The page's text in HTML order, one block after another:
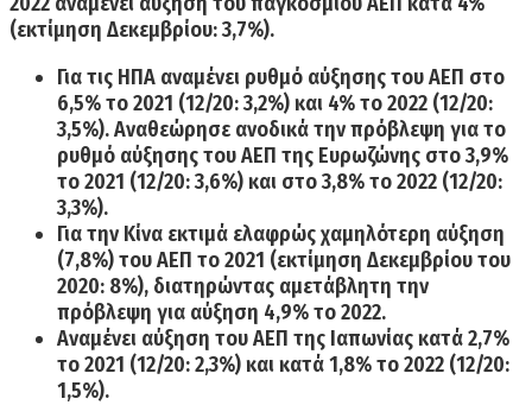
(εκτίμηση Δεκεμβρίου: 3,7%).
Για τις ΗΠΑ αναμένει ρυθμό αύξησης του ΑΕΠ στο
6,5%το 2021 (12/20: 3,2%) και 4% το 2022 (12/20:
3,5%). Αναθεώρησε ανοδικά την πρόβλεψη για το
ρυθμό αύξησης του ΑΕΠ της Ευρωζώνης στο 3,9%
το 2021 (12/20: 3,6%) και στο 3,8% το 2022 (12/20:
3,3%).
Για την Κίνα εκτιμά ελαφρώς χαμηλότερη αύξηση
(7,8%)του ΑΕΠ το 2021 (εκτίμηση Δεκεμβρίου του
2020: 8%), διατηρώντας αμετάβλητη την
πρόβλεψη για αύξηση 4,9% το 2022.
Αναμένει αύξηση του ΑΕΠ της Ιαπωνίας κατά 2,7%
το 2021 (12/20: 2,3%) και κατά 1,8% το 2022 (12/20:
1,5%).